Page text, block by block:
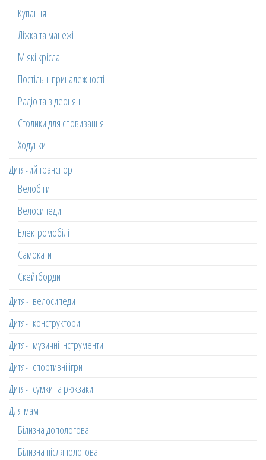
Купання
Ліжка та манежі
М'які крісла
Постільні приналежності
Радіо та відеоняні
Столики для сповивання
Ходунки
Дитячий транспорт
Велобіги
Велосипеди
Електромобілі
Самокати
Скейтборди
Дитячі велосипеди
Дитячі конструктори
Дитячі музичні інструменти
Дитячі спортивні ігри
Дитячі сумки та рюкзаки
Для мам
Білизна допологова
Білизна післяпологова